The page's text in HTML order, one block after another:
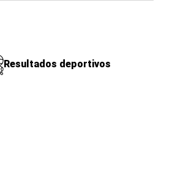
Resultados deportivos